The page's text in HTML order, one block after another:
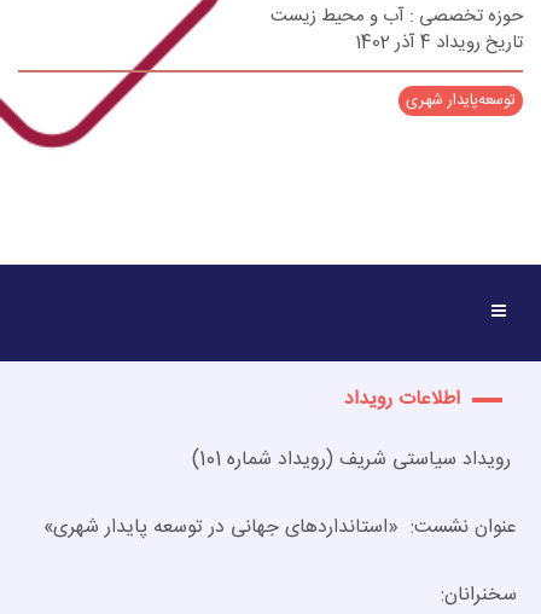
حوزه تخصصی : آب و محیط زیست
تاریخ رویداد 4 آذر 1402
توسعه‌پایدار شهری
اطلاعات رویداد
رویداد سیاستی شریف (رویداد شماره 101)
عنوان نشست: «استانداردهای جهانی در توسعه پایدار شهری»
سخنرانان: